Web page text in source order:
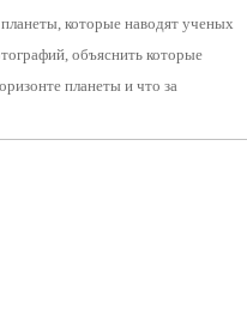
которые наводят ученых
объяснить которые
планеты и что за